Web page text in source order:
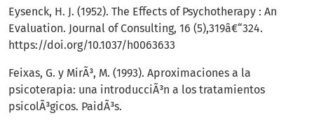
Eysenck, H. J. (1952). The Effects of Psychotherapy : An
Evaluation. Journal of Consulting, 16 (5),319â€“324.
https://doi.org/10.1037/h0063633
Feixas, G. y MirÃ³, M. (1993). Aproximaciones a la
psicoterapia: una introducciÃ³n a los tratamientos
psicolÃ³gicos. PaidÃ³s.